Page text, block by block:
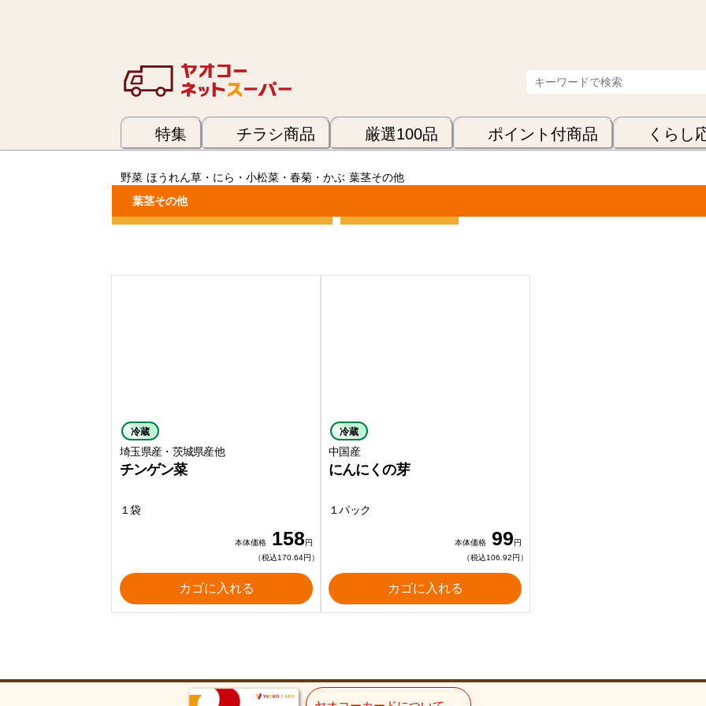
特集 チラシ商品 厳選100品 ポイント付商品 くらし
野菜 ほうれん草・にら・小松菜・春菊・かぶ 葉茎その他
カテゴリーで絞り込む
葉茎その他
冷蔵
埼玉県産・茨城県産他
チンゲン菜
１袋
本体価格 158円
（税込170.64円）
カゴに入れる
冷蔵
中国産
にんにくの芽
１パック
本体価格 99円
（税込106.92円）
カゴに入れる